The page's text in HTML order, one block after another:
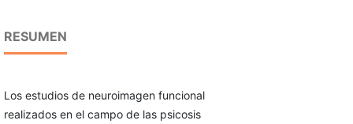
RESUMEN
Los estudios de neuroimagen funcional
realizados en el campo de las psicosis